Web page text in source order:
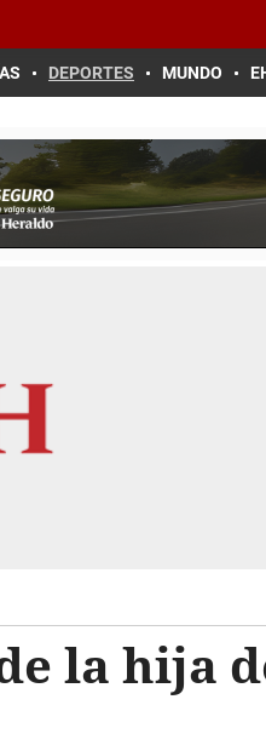
DEPORTES MUNDO
la hija